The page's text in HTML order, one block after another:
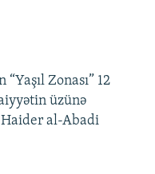
Zonası” 12
üzünə
Haider al-Abadi